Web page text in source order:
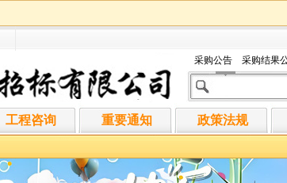
采购公告
采购结果
工程咨询 重要通知 政策法规